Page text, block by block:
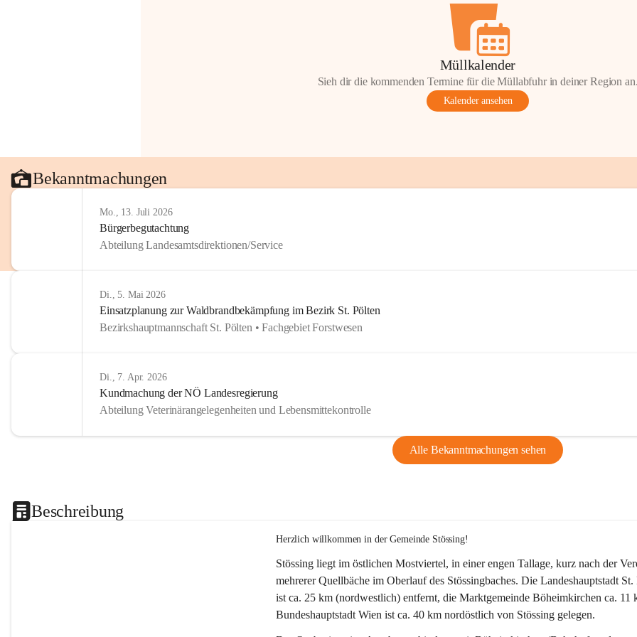
Müllkalender
Sieh dir die kommenden Termine für die Müllabfuhr in deiner Region
Kalender ansehen
Bekanntmachungen
Mo., 13. Juli 2026
Bürgerbegutachtung
Abteilung Landesamtsdirektionen/Service
Di., 5. Mai 2026
Einsatzplanung zur Waldbrandbekämpfung im Bezirk St. Pölten
Bezirkshauptmannschaft St. Pölten • Fachgebiet Forstwesen
Di., 7. Apr. 2026
Kundmachung der NÖ Landesregierung
Abteilung Veterinärangelegenheiten und Lebensmittekontrolle
Alle Bekanntmachungen sehen
Beschreibung
Herzlich willkommen in der Gemeinde Stössing!
Stössing liegt im östlichen Mostviertel, in einer engen Tallage, kurz nach der
mehrerer Quellbäche im Oberlauf des Stössingbaches. Die Landeshauptstadt
ist ca. 25 km (nordwestlich) entfernt, die Marktgemeinde Böheimkirchen ca.
Bundeshauptstadt Wien ist ca. 40 km nordöstlich von Stössing gelegen.